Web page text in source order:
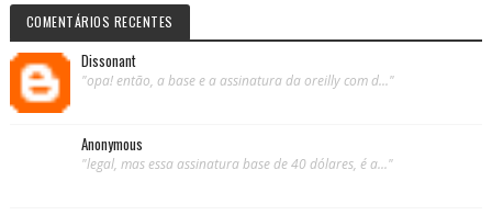
COMENTÁRIOS RECENTES
Dissonant
"opa! então, a base e a assinatura da oreilly com d..."
Anonymous
"legal, mas essa assinatura base de 40 dólares, é a..."